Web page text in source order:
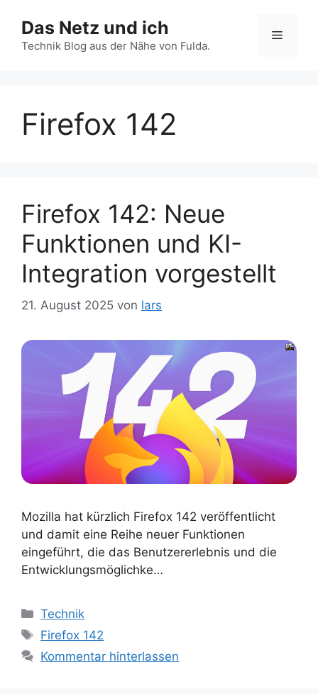
Inhalt
springen
Das Netz und ich
Technik Blog aus der Nähe von Fulda.
Menü
Firefox 142
Firefox 142: Neue
Funktionen und KI-
Integration vorgestellt
21. August 2025 von lars
Mozilla hat kürzlich Firefox 142 veröffentlicht
und damit eine Reihe neuer Funktionen
eingeführt, die das Benutzererlebnis und die
Entwicklungsmöglichke…
Kategorien
Technik
Schlagwörter
Firefox 142
Kommentar hinterlassen